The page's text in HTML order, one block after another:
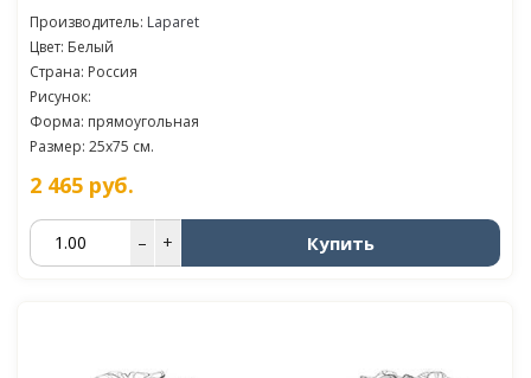
Производитель: Laparet
Цвет: Белый
Страна: Россия
Рисунок:
Форма: прямоугольная
Размер: 25x75 см.
2 465 руб.
– + Купить